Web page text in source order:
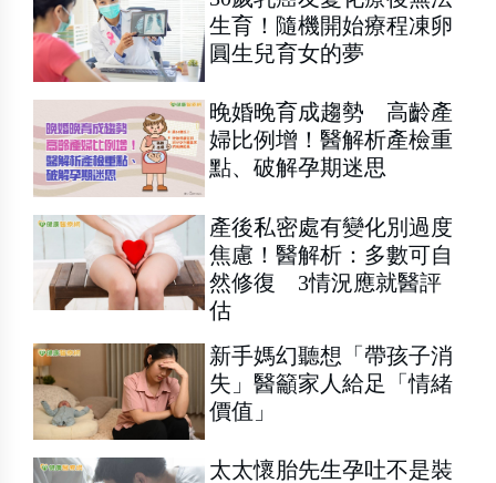
生育！隨機開始療程凍卵
圓生兒育女的夢
晚婚晚育成趨勢 高齡產
婦比例增！醫解析產檢重
點、破解孕期迷思
產後私密處有變化別過度
焦慮！醫解析：多數可自
然修復 3情況應就醫評
估
新手媽幻聽想「帶孩子消
失」醫籲家人給足「情緒
價值」
太太懷胎先生孕吐不是裝